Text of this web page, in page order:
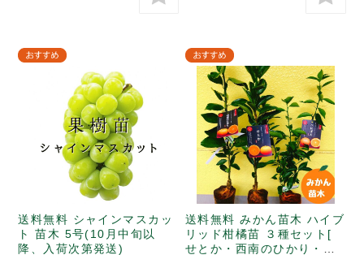
送料無料 シャインマスカッ
ト 苗木 5号(10月中旬以
降、入荷次第発送)
送料無料 みかん苗木 ハイブ
リッド柑橘苗 ３種セット[
せとか・西南のひかり・べ